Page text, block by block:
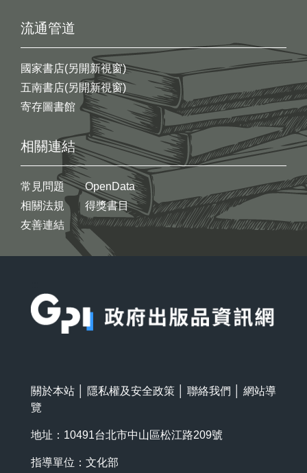
流通管道
國家書店(另開新視窗)
五南書店(另開新視窗)
寄存圖書館
相關連結
常見問題
相關法規
友善連結
OpenData
得獎書目
關於本站 隱私權及安全政策 聯絡我們
網站導
覽
地址：10491台北市中山區松江路209號
指導單位：文化部